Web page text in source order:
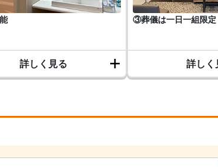
詳しく見る
③葬儀は一日一組限定
詳しく